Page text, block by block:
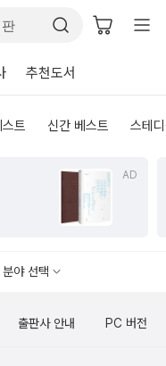
추천도서
트 신간 베스트 스테
AD
분야 선택
출판사 안내 PC 버전